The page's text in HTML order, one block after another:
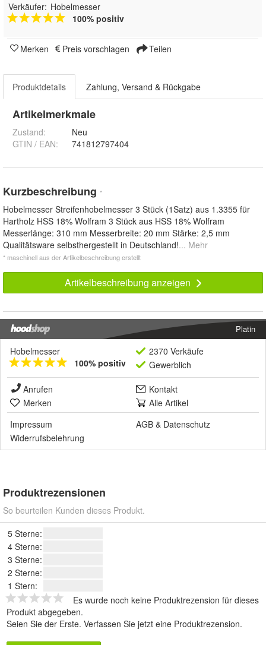
Verkäufer: Hobelmesser
100% positiv
Merken Preis vorschlagen Teilen
Produktdetails Zahlung, Versand & Rückgabe
Artikelmerkmale
Zustand:
Neu
GTIN / EAN:
741812797404
Kurzbeschreibung *
Hobelmesser Streifenhobelmesser 3 Stück (1Satz) aus 1.3355 für
Hartholz HSS 18% Wolfram 3 Stück aus HSS 18% Wolfram
Messerlänge: 310 mm Messerbreite: 20 mm Stärke: 2,5 mm
Qualitätsware selbsthergestellt in Deutschland!... Mehr
* maschinell aus der Artikelbeschreibung erstellt
Artikelbeschreibung anzeigen
Platin
Hobelmesser
100% positiv
2370 Verkäufe
Gewerblich
Anrufen
Kontakt
Merken
Alle Artikel
Impressum
AGB & Datenschutz
Widerrufsbelehrung
Produktrezensionen
So beurteilen Kunden dieses Produkt.
5 Sterne:
4 Sterne:
3 Sterne:
2 Sterne:
1 Stern:
Es wurde noch keine Produktrezension für dieses
Produkt abgegeben.
Seien Sie der Erste. Verfassen Sie jetzt eine Produktrezension.